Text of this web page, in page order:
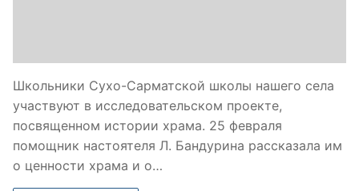
Школьники Сухо-Сарматской школы нашего села
участвуют в исследовательском проекте,
посвященном истории храма. 25 февраля
помощник настоятеля Л. Бандурина рассказала им
о ценности храма и о…